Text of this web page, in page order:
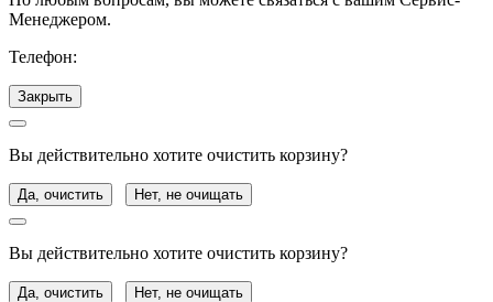
Менеджером.
Телефон:
Закрыть
Вы действительно хотите очистить корзину?
Да, очистить Нет, не очищать
Вы действительно хотите очистить корзину?
Да, очистить Нет, не очищать